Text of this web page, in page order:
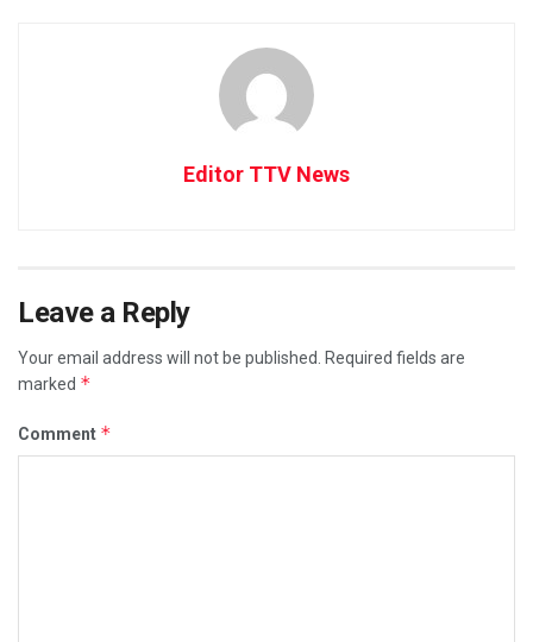
Editor TTV News
Leave a Reply
Your email address will not be published.
Required fields are
marked *
Comment *